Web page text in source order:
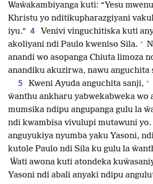
Waŵakambiyanga kuti: “Yesu
Khristu yo nditikupharazgiyani
iyu.” 4
Venivi vinguchitiska kuti
akoliyani ndi Paulo kweniso Sila. +
anandi wo asopanga Chiuta limoza
anandiku akuzirwa, nawu anguchita
5 Kweni Ayuda anguchita sanji, +
ŵanthu ankharu yabwekabweka wo
mumsika ndipu angupanga gulu la
ndi kwambisa vivulupi mutawuni
anguyukiya nyumba yaku Yasoni,
kutole Paulo ndi Sila ku gulu la
Ŵati awona kuti atondeka
Yasoni ndi abali anyaki ndipu